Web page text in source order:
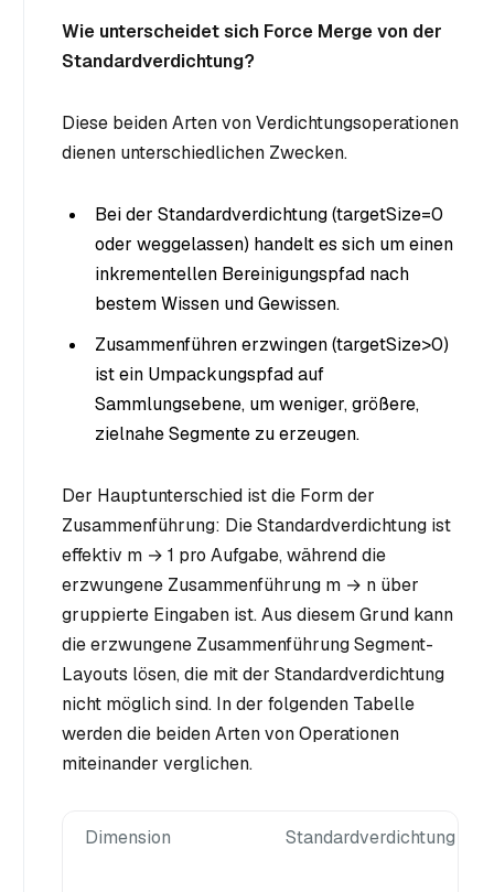
Wie unterscheidet sich Force Merge von der
Standardverdichtung?
Diese beiden Arten von Verdichtungsoperationen
dienen unterschiedlichen Zwecken.
Bei der Standardverdichtung (targetSize=0
oder weggelassen) handelt es sich um einen
inkrementellen Bereinigungspfad nach
bestem Wissen und Gewissen.
Zusammenführen erzwingen (targetSize>0)
ist ein Umpackungspfad auf
Sammlungsebene, um weniger, größere,
zielnahe Segmente zu erzeugen.
Der Hauptunterschied ist die Form der
Zusammenführung: Die Standardverdichtung ist
effektiv m → 1 pro Aufgabe, während die
erzwungene Zusammenführung m → n über
gruppierte Eingaben ist. Aus diesem Grund kann
die erzwungene Zusammenführung Segment-
Layouts lösen, die mit der Standardverdichtung
nicht möglich sind. In der folgenden Tabelle
werden die beiden Arten von Operationen
miteinander verglichen.
Dimension Standardverdichtung